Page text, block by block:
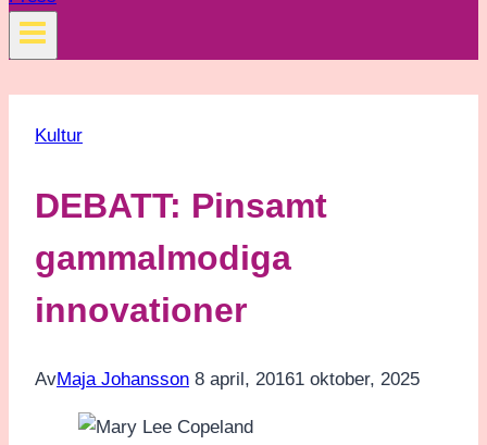
Kultur
DEBATT: Pinsamt
gammalmodiga
innovationer
AvMaja Johansson 8 april, 20161 oktober, 2025